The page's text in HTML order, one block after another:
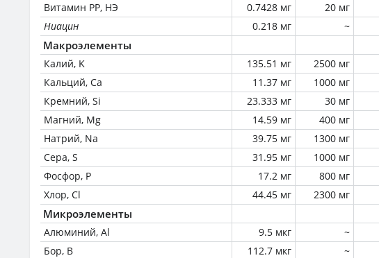
Витамин РР, НЭ
0.7428 мг 20 мг
Ниацин
0.218 мг ~
Макроэлементы
Калий, K 135.51 мг 2500 мг
Кальций, Ca
11.37 мг 1000 мг
Кремний, Si
23.333 мг 30 мг
Магний, Mg
14.59 мг 400 мг
Натрий, Na
39.75 мг 1300 мг
Сера, S
31.95 мг 1000 мг
Фосфор, P
17.2 мг 800 мг
Хлор, Cl
44.45 мг 2300 мг
Микроэлементы
Алюминий, Al 9.5 мкг
~
Бор, B
112.7 мкг
~